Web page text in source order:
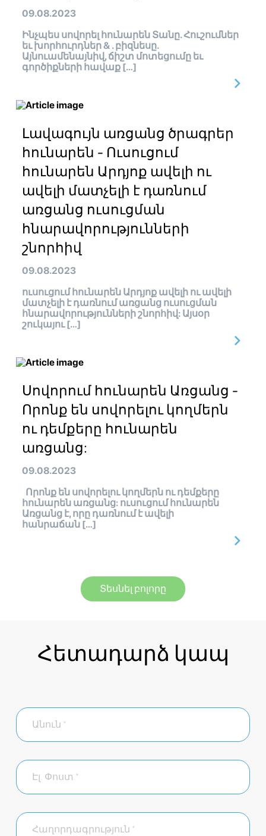
09.08.2023
Ինչպես սովորել հունարեն Տանը. Հուշումներ
եւ խորհուրդներ & . բիզնեսը.
Այնուամենայնիվ, ճիշտ մոտեցումը եւ
գործիքների հավաք […]
Լավագույն առցանց ծրագրեր
հունարեն - Ուսուցում
հունարեն Արդյոք ավելի ու
ավելի մատչելի է դառնում
առցանց ուսուցման
հնարավորությունների
շնորհիվ
09.08.2023
ուսուցում հունարեն Արդյոք ավելի ու ավելի
մատչելի է դառնում առցանց ուսուցման
հնարավորությունների շնորհիվ: Այսօր
շուկայու […]
Սովորում հունարեն Առցանց -
Որոնք են սովորելու կողմերն
ու դեմքերը հունարեն
առցանց:
09.08.2023
Որոնք են սովորելու կողմերն ու դեմքերը
հունարեն առցանց: ուսուցում հունարեն
Առցանց է, որը դառնում է ավելի
հանրաճան […]
Տեսնել բոլորը
Հետադարձ կապ